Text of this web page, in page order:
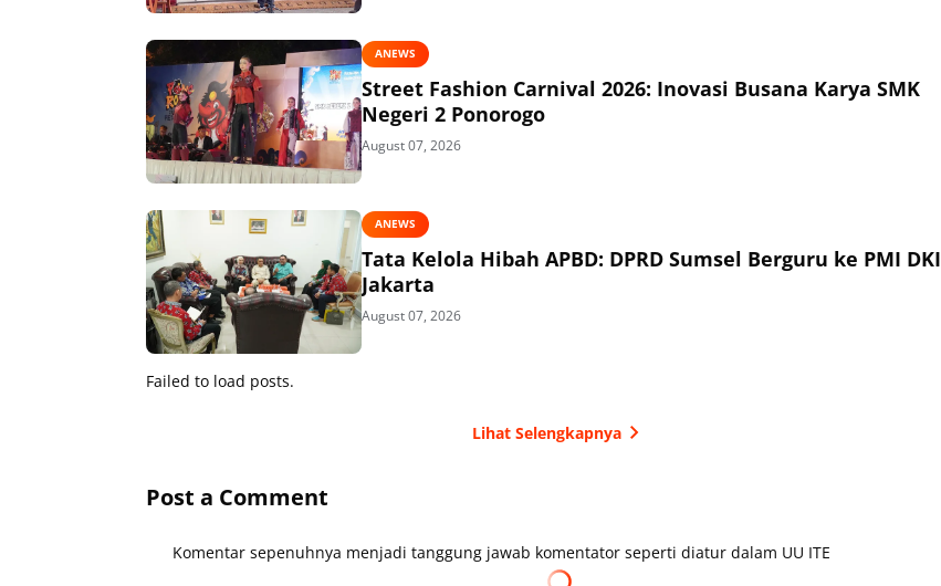
ANEWS
Street Fashion Carnival 2026: Inovasi Busana Karya SMK
Negeri 2 Ponorogo
August 07, 2026
ANEWS
Tata Kelola Hibah APBD: DPRD Sumsel Berguru ke PMI DKI
Jakarta
August 07, 2026
Failed to load posts.
Lihat Selengkapnya
Post a Comment
Komentar sepenuhnya menjadi tanggung jawab komentator seperti diatur dalam UU ITE